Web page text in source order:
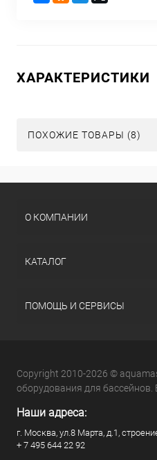
ХАРАКТЕРИСТИКИ
ПОХОЖИЕ ТОВАРЫ (8)
О КОМПАНИИ
КАТАЛОГ
ПОМОЩЬ И СЕРВИСЫ
Copyright 2010-2026 ©
оборудования для
Наши адреса:
г. Москва, ул.8 Марта, д.1,
+ 7 495 644 22 92